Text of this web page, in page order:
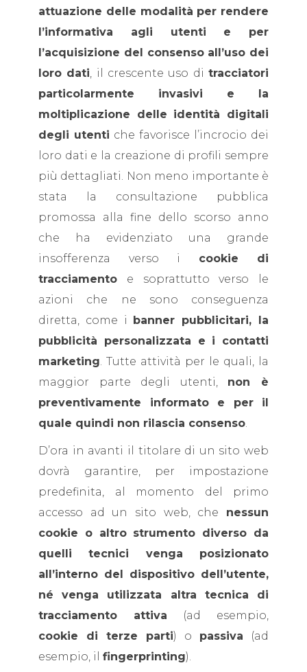
attuazione delle modalità per rendere
l’informativa agli utenti e per
l’acquisizione del consenso all’uso dei
loro dati , il crescente uso ditracciatori
particolarmente invasivi e la
moltiplicazione delle identità digitali
degli utenti che favorisce l’incrocio dei
loro dati e la creazione di profili sempre
più dettagliati. Non meno importante è
stata la consultazione pubblica
promossa alla fine dello scorso anno
che ha evidenziato una grande
insofferenza verso i cookie di
tracciamento e soprattutto verso le
azioni che ne sono conseguenza
diretta, come i banner pubblicitari, la
pubblicità personalizzata e i contatti
marketing . Tutte attività per le quali, la
maggior parte degli utenti, non è
preventivamente informato e per il
quale quindi non rilascia consenso
D’ora in avanti il titolare di un sito web
dovrà garantire, per impostazione
predefinita, al momento del primo
accesso ad un sito web, che nessun
cookie o altro strumento diverso da
quelli tecnici venga posizionato
all’interno del dispositivo dell’utente,
né venga utilizzata altra tecnica di
tracciamento attiva (ad esempio,
cookie di terze parti) o passiva (ad
esempio, il fingerprinting).